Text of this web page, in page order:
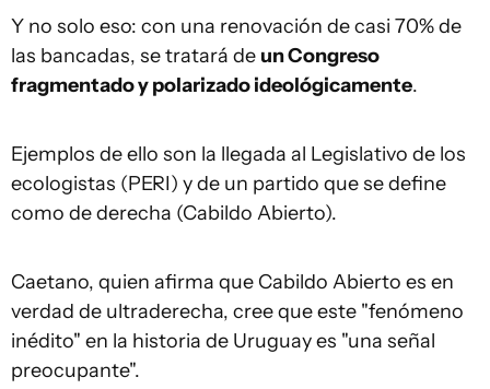
Y no solo eso: con una renovación de casi 70% de
las bancadas, se tratará de un Congreso
fragmentado y polarizado ideológicamente.
Ejemplos de ello son la llegada al Legislativo de los
ecologistas (PERI) y de un partido que se define
como de derecha (Cabildo Abierto).
Caetano, quien afirma que Cabildo Abierto es en
verdad de ultraderecha, cree que este "fenómeno
inédito" en la historia de Uruguay es "una señal
preocupante".